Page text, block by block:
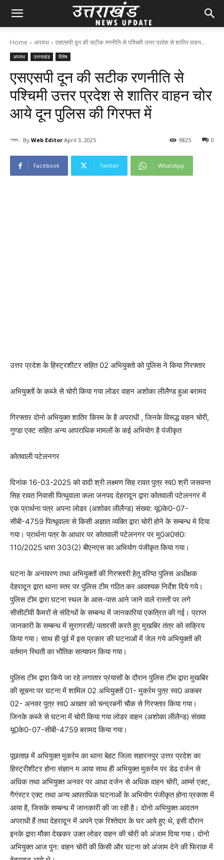
Home अपराध एसएसपी दून की सटीक रणनीति से पश्चिमी उत्तर प्रदेश से शातिर वाहन...
अपराध उत्तराखंड विशेष
एसएसपी दून की सटीक रणनीति से
पश्चिमी उत्तर प्रदेश से शातिर वाहन चोर
आये दून पुलिस की गिरफ्त में
By Web Editor April 3, 2025 0
9825
Facebook Twitter WhatsApp
उत्तर प्रदेश के हिस्ट्रशीटर सहित 02 अभियुक्तो को पुलिस ने किया गिरफ्तार
अभियुक्तों के कब्जे से चोरी किया गया लोडर वाहन अशोका लीलैण्ड हुआ बरामद
गिरफ्तार दोनो अभियुक्त शातिर किस्म के है अपराधी , जिनके विरूद्ध वाहन चोरी,
गुण्डा एक्ट सहित अन्य आपराधिक मामलों के कई अभियोग है पंजीकृत
कोतवाली पटेलनगर
दिनांक 16-03-2025 को वादी श्री लक्ष्मण सिह रावत पुत्र स्व0 श्री जसवन्त
सिह रावत निवासी पित्थुवाला कला जनपद देहरादून द्वारा कोतवाली पटेलनगर में
एक प्रार्थना पत्र अपना लोडर (अशोका लीलैन्ड) संख्या: यू0के0-07-
सीबी-4759 पित्थूवाला से किसी अज्ञात व्यक्ति द्वारा चोरी होने के सम्बन्ध मे दिया
गया। प्रार्थना पत्र के आधार पर कोतवाली पटेलनगर पर मु0अ0सं0:
110/2025 धारा 303(2) बीएनएस का अभियोग पंजीकृत किया गया।
घटना के अनावरण तथा अभियुक्तों की गिरफ्तारी हेतु वरिष्ठ पुलिस अधीक्षक
देहरादून द्वारा थाना स्तर पर पुलिस टीम गठित कर आवश्यक निर्देश दिये गये।
पुलिस टीम द्वारा घटना स्थल के आस-पास आने जाने वाले रास्तों पर लगे
सीसीटीवी कैमरों से संदिग्धों के सम्बन्ध में जानकारियां एकत्रित की गई। प्राप्त
जानकारी के सम्बन्ध में सुरागरसी/ पतारसी करते हुए मुखबिर तंत्र को सक्रिय
किया गया। साथ ही पूर्व में इस प्रकार की घटनाओं में जेल गये अभियुक्तों की
वर्तमान स्थिती का भौतिक सत्यापन किया गया।
पुलिस टीम द्वारा किये जा रहे लगातार प्रयासों के दौरान पुलिस टीम द्वारा मुखबिर
की सूचना पर घटना में शामिल 02 अभियुक्तों 01- मुकर्रम पुत्र स्व0 अकबर
02- अनवर पुत्र स्व0 अख्तर को चन्द्रबनी चौक से गिरफ्तार किया गया।
जिनके कब्जे से घटना में चोरी किया गया लोडर वाहन (अशोका लीलैन्ड) संख्या
यू0के0-07-सीबी-4759 बरामद किया गया।
पूछताछ में अभियुक्त मुकर्रम का थाना बेहट जिला सहारनपुर उत्तर प्रदेश का
हिस्ट्रीशीटर होना संज्ञान म आया साथ ही अभियुक्त मुकर्रम पर डेढ दर्जन से
अधिक तथा अभियुक्त अनवर पर आधा दर्जन से अधिक वाहन चोरी, आर्म्स एक्ट,
गैगंस्टर एक्ट तथा अन्य आपराधिक घटनाओं के अभियोग पंजीकृत होना प्रकाश में
आया है, जिसके सम्बन्ध में जानकारी की जा रही है। दोनो अभियुक्त आदतन
अपराधी हैं तथा देहरादून में अपने एक रिश्तेदार के घर आये हुए थे, इसी दौरान
इनके द्वारा मौका देखकर उक्त लोडर वाहन की चोरी को अंजाम दिया गया। दोनो
अभियुक्त आज पुन: वाहन चोरी की किसी और घटना को अंजाम देने की फिराक में